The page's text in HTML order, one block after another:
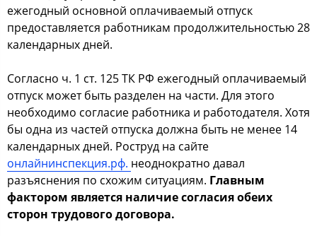
ежегодный основной оплачиваемый отпуск
предоставляется работникам продолжительностью 28
календарных дней.
Согласно ч. 1 ст. 125 ТК РФ ежегодный оплачиваемый
отпуск может быть разделен на части. Для этого
необходимо согласие работника и работодателя. Хотя
бы одна из частей отпуска должна быть не менее 14
календарных дней. Роструд на сайте
онлайнинспекция.рф. неоднократно давал
разъяснения по схожим ситуациям. Главным
фактором является наличие согласия обеих
сторон трудового договора.